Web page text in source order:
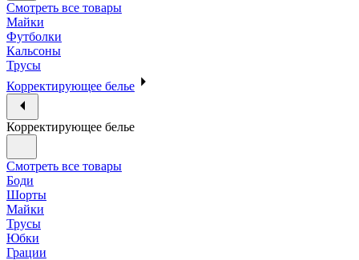
Смотреть все товары
Майки
Футболки
Кальсоны
Трусы
Корректирующее белье
Корректирующее белье
Смотреть все товары
Боди
Шорты
Майки
Трусы
Юбки
Грации